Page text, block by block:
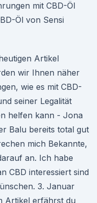
mit CBD-Öl
Öl von Sensi
Artikel
wir Ihnen näher
wie es mit CBD-
seiner Legalität
helfen kann - Jona
Balu bereits total gut
mich Bekannte,
an. Ich habe
CBD interessiert sind
3. Januar
Artikel erfährst du